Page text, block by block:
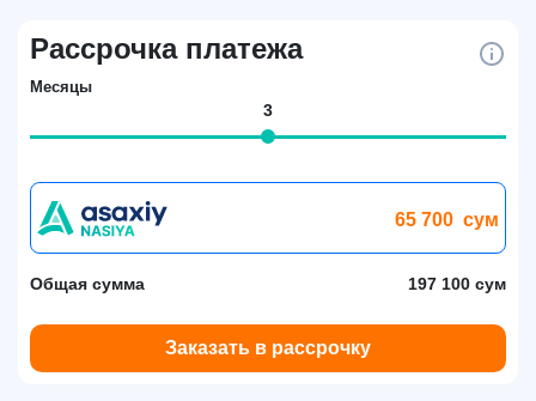
Рассрочка платежа
Месяцы
3
65 700 сум
Общая сумма 197 100 сум
Заказать в рассрочку